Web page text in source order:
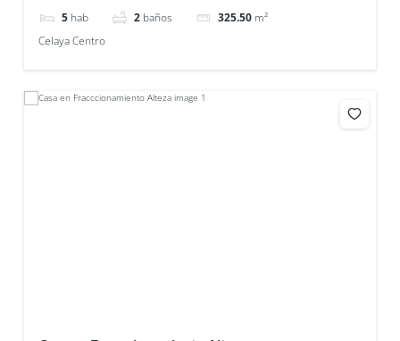
5 hab 2 baños 325.50 m²
Celaya Centro